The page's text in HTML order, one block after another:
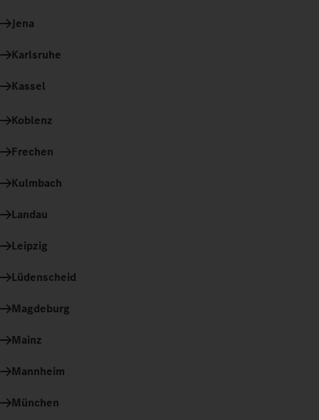
Jena
Karlsruhe
Kassel
Koblenz
Frechen
Kulmbach
Landau
Leipzig
Lüdenscheid
Magdeburg
Mainz
Mannheim
München